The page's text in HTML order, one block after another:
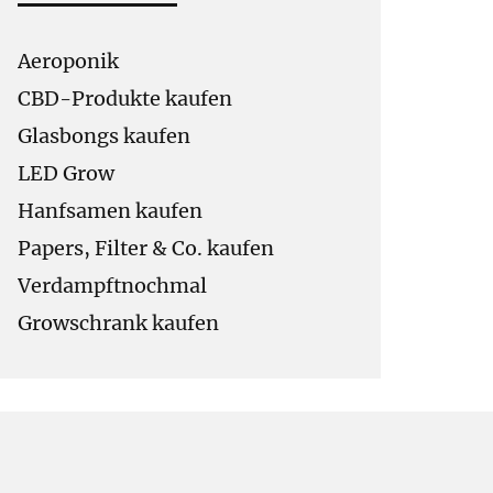
Aeroponik
CBD-Produkte kaufen
Glasbongs kaufen
LED Grow
Hanfsamen kaufen
Papers, Filter & Co. kaufen
Verdampftnochmal
Growschrank kaufen